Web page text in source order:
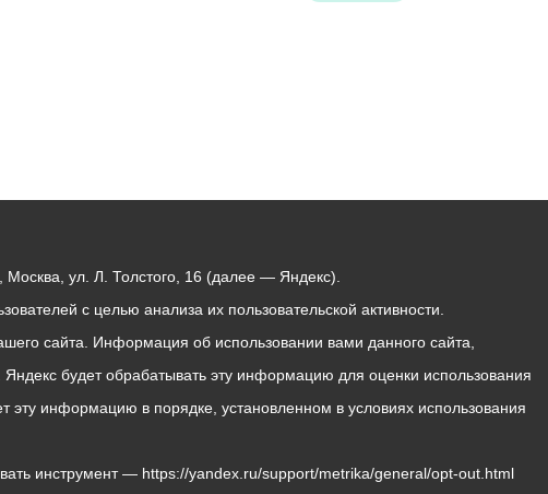
ул. Л. Толстого, 16 (далее — Яндекс).
с целью анализа их пользовательской активности.
сайта. Информация об использовании вами данного сайта,
будет обрабатывать эту информацию для оценки использования
эту информацию в порядке, установленном в условиях использования
инструмент — https://yandex.ru/support/metrika/general/opt-out.html